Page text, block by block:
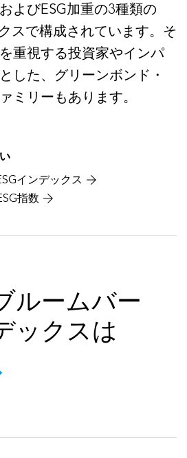
よびESG加重の3種類の
スで構成されています。そ
重視する投資家やインパ
した、グリーンボンド・
ミリーもあります。
インデックス
指数
ルームバー
ックスは